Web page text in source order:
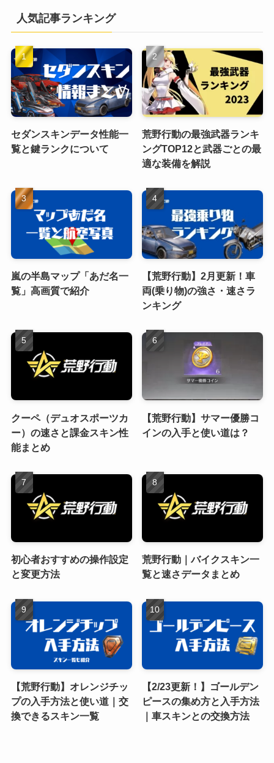
人気記事ランキング
セダンスキンデータ性能一
覧と鍵ランクについて
荒野行動の最強武器ランキ
ングTOP12と武器ごとの最
適な装備を解説
嵐の半島マップ「あだ名一
覧」高画質で紹介
【荒野行動】2月更新！車
両(乗り物)の強さ・速さラ
ンキング
クーペ（デュオスポーツカ
ー）の速さと課金スキン性
能まとめ
【荒野行動】サマー優勝コ
インの入手と使い道は？
初心者おすすめの操作設定
と変更方法
荒野行動｜バイクスキン一
覧と速さデータまとめ
【荒野行動】オレンジチッ
プの入手方法と使い道｜交
換できるスキン一覧
【2/23更新！】ゴールデン
ピースの集め方と入手方法
｜車スキンとの交換方法